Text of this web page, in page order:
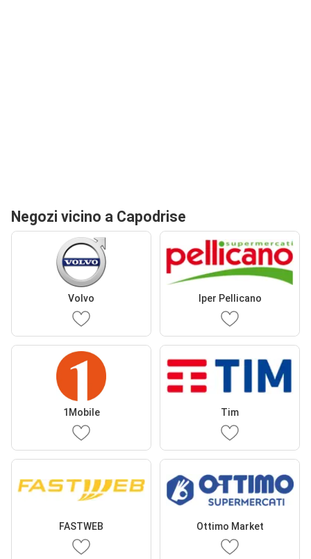
Negozi vicino a Capodrise
Volvo Iper Pellicano
1Mobile Tim
FASTWEB Ottimo Market